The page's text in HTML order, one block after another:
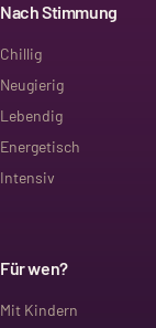
Nach Stimmung
Chillig
Neugierig
Lebendig
Energetisch
Intensiv
Für wen?
Mit Kindern